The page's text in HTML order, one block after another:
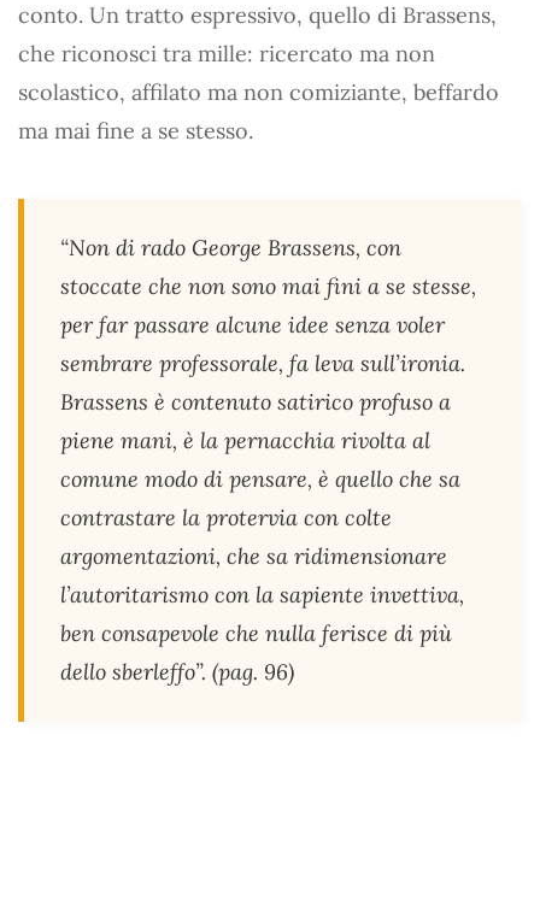
conto. Un tratto espressivo, quello di Brassens,
che riconosci tra mille: ricercato ma non
scolastico, affilato ma non comiziante, beffardo
ma mai fine a se stesso.
“Non di rado George Brassens, con
stoccate che non sono mai fini a se stesse,
per far passare alcune idee senza voler
sembrare professorale, fa leva sull’ironia.
Brassens è contenuto satirico profuso a
piene mani, è la pernacchia rivolta al
comune modo di pensare, è quello che sa
contrastare la protervia con colte
argomentazioni, che sa ridimensionare
l’autoritarismo con la sapiente invettiva,
ben consapevole che nulla ferisce di più
dello sberleffo”. (pag. 96)